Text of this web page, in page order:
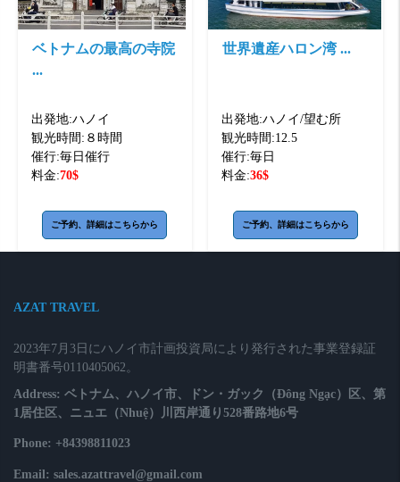
ベトナムの最高の寺院
...
出発地:ハノイ
観光時間: ８時間
催行:毎日催行
料金:70$
ご予約、詳細はこちらから
世界遺産ハロン湾 ...
出発地:ハノイ/望む所
観光時間:12.5
催行:毎日
料金:36$
ご予約、詳細はこちらから
AZAT TRAVEL
2023年7月3日にハノイ市計画投資局により発行された事業登録証
明書番号0110405062。
Address: ベトナム、ハノイ市、ドン・ガック（Đông Ngạc）区、第
1居住区、ニュエ（Nhuệ）川西岸通り528番路地6号
Phone: +84398811023
Email: sales.azattravel@gmail.com